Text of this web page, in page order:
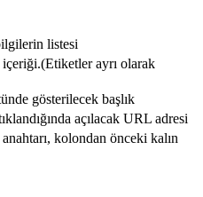
listesi
içeriği.(Etiketler ayrı olarak
gösterilecek başlık
açılacak URL adresi
anahtarı, kolondan önceki kalın